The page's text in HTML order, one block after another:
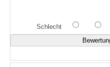
Schlecht